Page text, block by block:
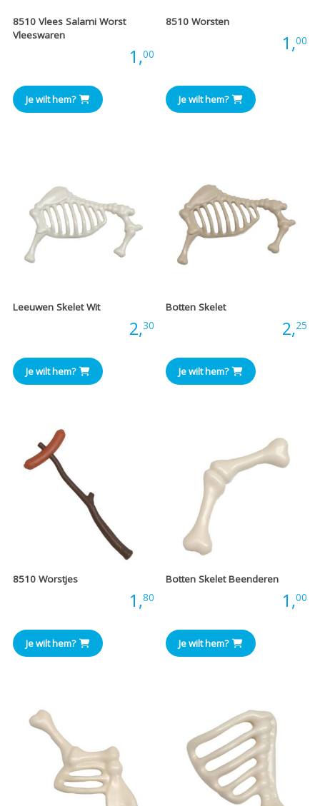
8510 Vlees Salami Worst
Vleeswaren
1,00
Je wilt hem?
8510 Worsten
1,00
Je wilt hem?
Leeuwen Skelet Wit
2,30
Je wilt hem?
Botten Skelet
2,25
Je wilt hem?
8510 Worstjes
1,80
Je wilt hem?
Botten Skelet Beenderen
1,00
Je wilt hem?